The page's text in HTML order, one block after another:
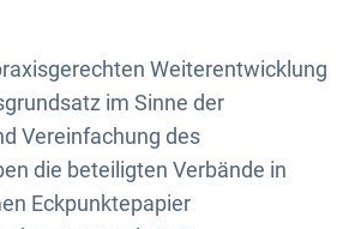
Weiterentwicklung
im Sinne der
Vereinfachung des
die beteiligten Verbände in
Eckpunktepapier